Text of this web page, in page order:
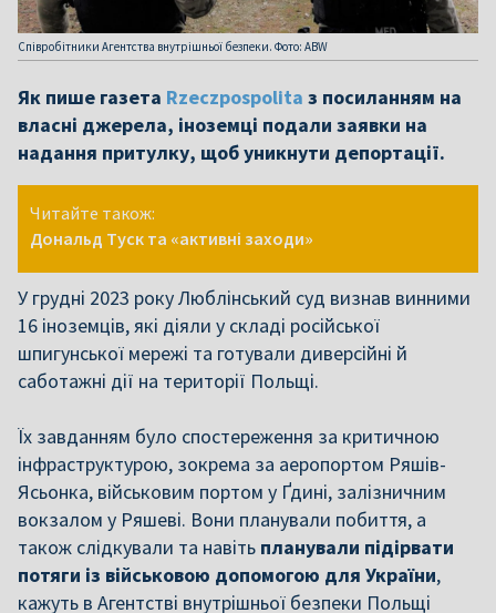
Співробітники Агентства внутрішньої безпеки. Фото: ABW
Як пише газета Rzeczpospolita з посиланням на
власні джерела, іноземці подали заявки на
надання притулку, щоб уникнути депортації.
Читайте також:
Дональд Туск та «активні заходи»
У грудні 2023 року Люблінський суд визнав винними
16 іноземців, які діяли у складі російської
шпигунської мережі та готували диверсійні й
саботажні дії на території Польщі.
Їх завданням було спостереження за критичною
інфраструктурою, зокрема за аеропортом Ряшів-
Ясьонка, військовим портом у Ґдині, залізничним
вокзалом у Ряшеві. Вони планували побиття, а
також слідкували та навіть планували підірвати
потяги із військовою допомогою для України,
кажуть в Агентстві внутрішньої безпеки Польщі